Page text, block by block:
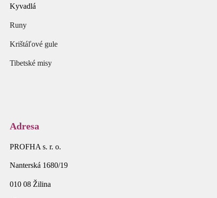
Kyvadlá
Runy
Krištáľové gule
Tibetské misy
Adresa
PROFHA s. r. o.
Nanterská 1680/19
010 08 Žilina